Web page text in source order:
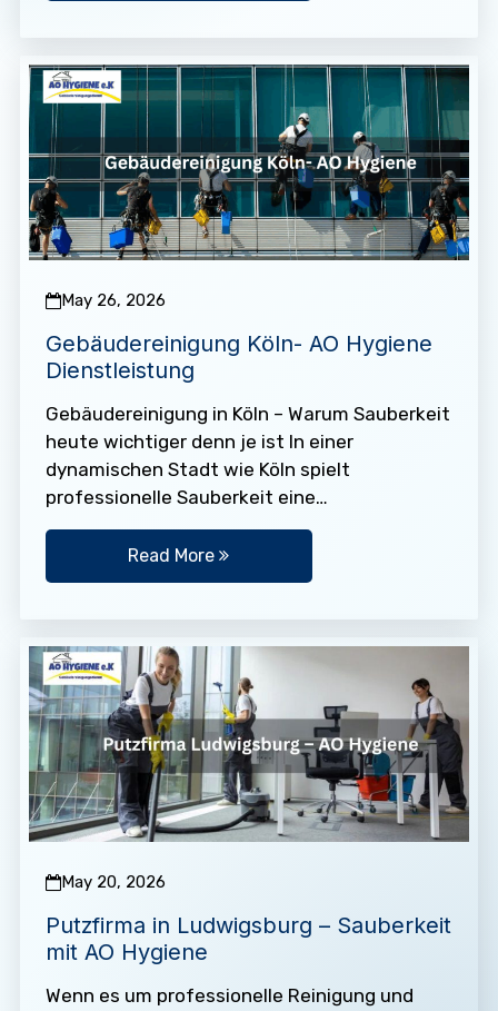
May 26, 2026
Gebäudereinigung Köln- AO Hygiene
Dienstleistung
Gebäudereinigung in Köln – Warum Sauberkeit
heute wichtiger denn je ist In einer
dynamischen Stadt wie Köln spielt
professionelle Sauberkeit eine
entscheidende Rolle – sowohl für
Unternehmen als auch für…
Read More
May 20, 2026
Putzfirma in Ludwigsburg – Sauberkeit
mit AO Hygiene
Wenn es um professionelle Reinigung und